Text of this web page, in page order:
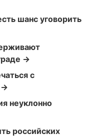
шанс уговорить
→
с
→
неуклонно
российских